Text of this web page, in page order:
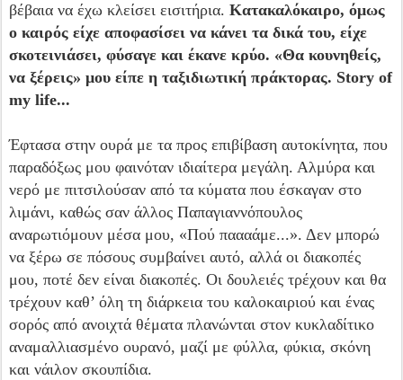
βέβαια να έχω κλείσει εισιτήρια. Κατακαλόκαιρο, όμως
ο καιρός είχε αποφασίσει να κάνει τα δικά του, είχε
σκοτεινιάσει, φύσαγε και έκανε κρύο. «Θα κουνηθείς,
να ξέρεις» μου είπε η ταξιδιωτική πράκτορας. Story of
my life...
Έφτασα στην ουρά με τα προς επιβίβαση αυτοκίνητα, που
παραδόξως μου φαινόταν ιδιαίτερα μεγάλη. Αλμύρα και
νερό με πιτσιλούσαν από τα κύματα που έσκαγαν στο
λιμάνι, καθώς σαν άλλος Παπαγιαννόπουλος
αναρωτιόμουν μέσα μου, «Πού παααάμε...». Δεν μπορώ
να ξέρω σε πόσους συμβαίνει αυτό, αλλά οι διακοπές
μου, ποτέ δεν είναι διακοπές. Οι δουλειές τρέχουν και θα
τρέχουν καθ’ όλη τη διάρκεια του καλοκαιριού και ένας
σορός από ανοιχτά θέματα πλανώνται στον κυκλαδίτικο
αναμαλλιασμένο ουρανό, μαζί με φύλλα, φύκια, σκόνη
και νάιλον σκουπίδια.